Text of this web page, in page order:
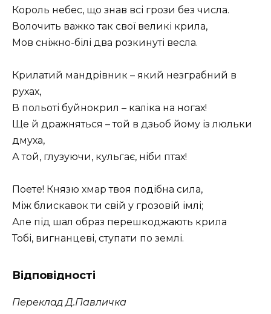
Король небес, що знав всі грози без числа.
Волочить важко так свої великі крила,
Мов сніжно-білі два розкинуті весла.
Крилатий мандрівник – який незграбний в
рухах,
В польоті буйнокрил – каліка на ногах!
Ще й дражняться – той в дзьоб йому із люльки
дмуха,
А той, глузуючи, кульгає, ніби птах!
Поете! Князю хмар твоя подібна сила,
Між блискавок ти свій у грозовій імлі;
Але під шал образ перешкоджають крила
Тобі, вигнанцеві, ступати по землі.
Відповідності
Переклад Д.Павличка